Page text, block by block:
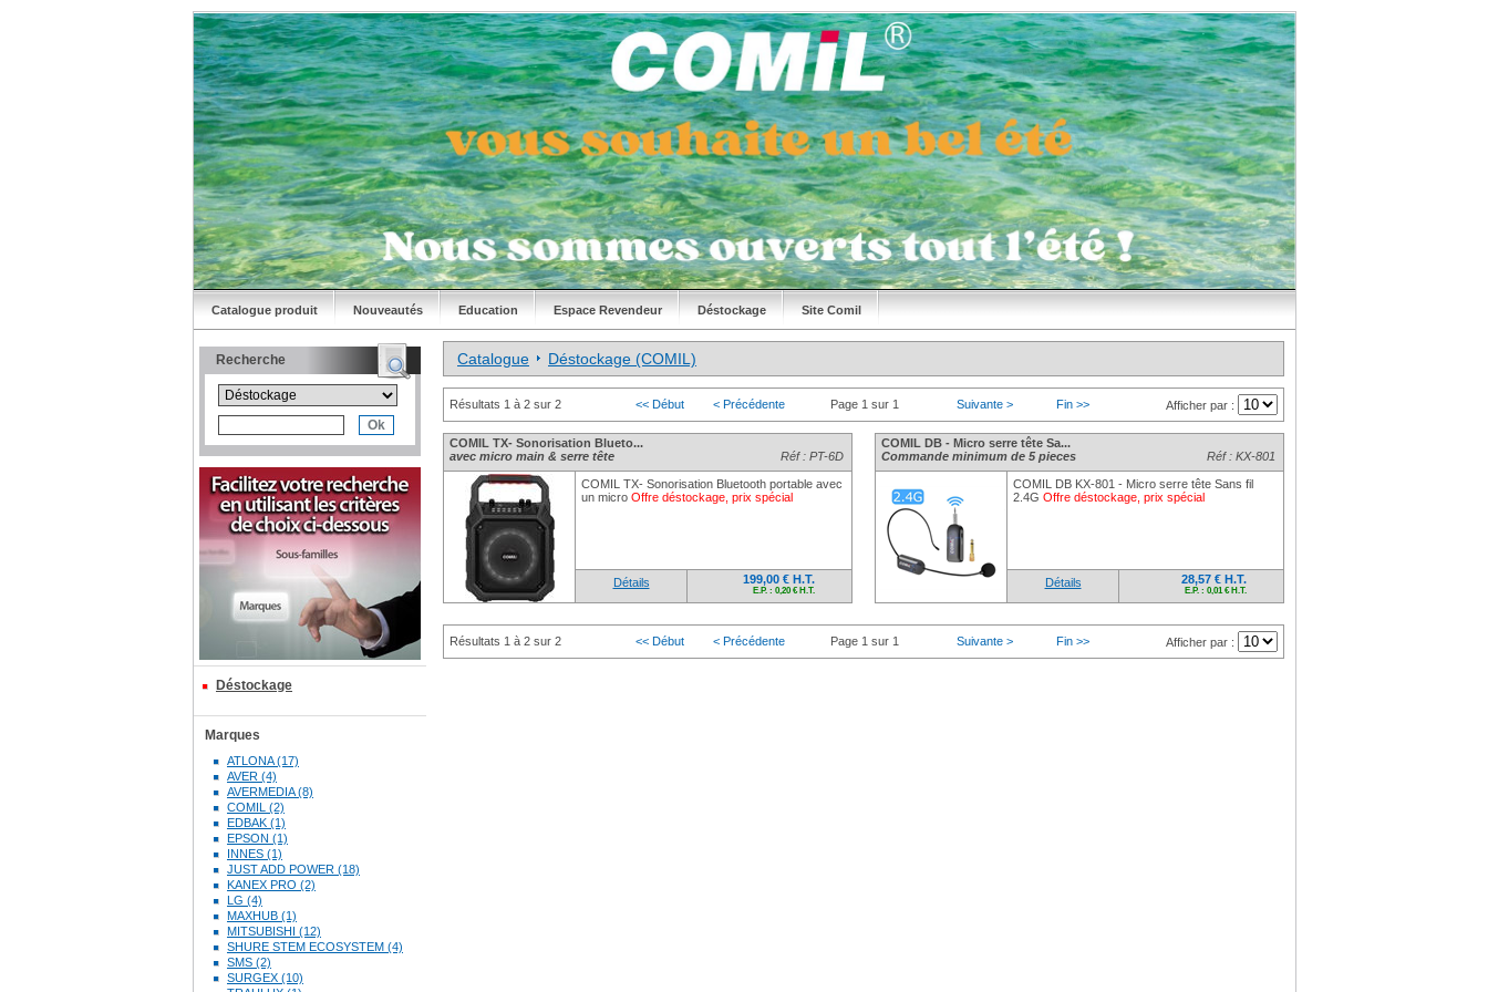
Catalogue produit Nouveautés Education Espace Revendeur Déstockage Site Comil
Recherche
Déstockage
Marques
ATLONA (17)
AVER (4)
AVERMEDIA (8)
COMIL (2)
EDBAK (1)
EPSON (1)
INNES (1)
JUST ADD POWER (18)
KANEX PRO (2)
LG (4)
MAXHUB (1)
MITSUBISHI (12)
SHURE STEM ECOSYSTEM (4)
SMS (2)
SURGEX (10)
Catalogue Déstockage (COMIL)
Résultats 1 à 2 sur 2 << Début < Précédente Page 1 sur 1 Suivante > Fin >> Afficher par :
COMIL TX- Sonorisation Blueto...
avec micro main & serre tête
Réf : PT-6D
COMIL TX- Sonorisation Bluetooth portable avec
un micro Offre déstockage, prix spécial
Détails 199,00 € H.T.
E.P. : 0,20 € H.T.
COMIL DB - Micro serre tête Sa...
Commande minimum de 5 pieces
Réf : KX-801
COMIL DB KX-801 - Micro serre tête Sans fil
2.4G Offre déstockage, prix spécial
Détails 28,57 € H.T.
E.P. : 0,01 € H.T.
Résultats 1 à 2 sur 2 << Début < Précédente Page 1 sur 1 Suivante > Fin >> Afficher par :